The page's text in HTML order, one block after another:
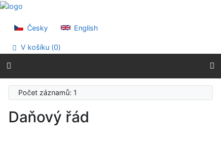
Přejít na obsah
Prohlášení o webové přístupnosti
Česky English
V košíku (0)
Počet záznamů: 1
Daňový řád